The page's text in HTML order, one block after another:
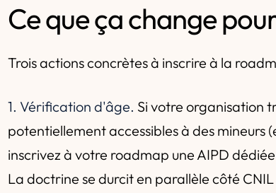
Ce que ça change
Trois actions concrètes à inscrire à la
1. Vérification d'âge. Si votre organisation
potentiellement accessibles à des mineurs
inscrivez à votre roadmap une AIPD
La doctrine se durcit en parallèle côté